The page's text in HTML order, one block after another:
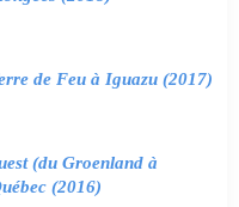
de Feu à Iguazu (2017)
(du Groenland à
(2016)